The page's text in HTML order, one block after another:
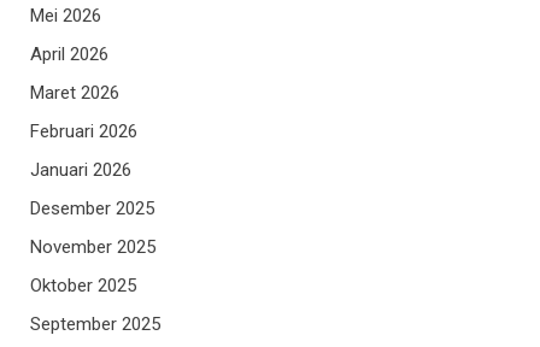
Mei 2026
April 2026
Maret 2026
Februari 2026
Januari 2026
Desember 2025
November 2025
Oktober 2025
September 2025